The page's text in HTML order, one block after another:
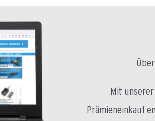
Mit
Prämieneinkauf